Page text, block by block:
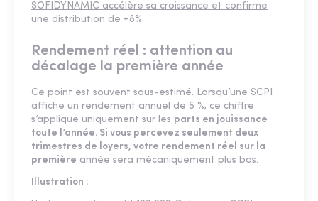
SOFIDYNAMIC accélère sa croissance et confirme
une distribution de +8%
Rendement réel : attention au
décalage la première année
Ce point est souvent sous-estimé. Lorsqu’une SCPI
affiche un rendement annuel de 5 %, ce chiffre
s’applique uniquement sur les parts en jouissance
toute l’année. Si vous percevez seulement deux
trimestres de loyers, votre rendement réel sur la
première année sera mécaniquement plus bas.
Illustration :